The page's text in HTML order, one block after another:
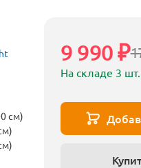
см)
9 990 ₽
На складе 3 шт.